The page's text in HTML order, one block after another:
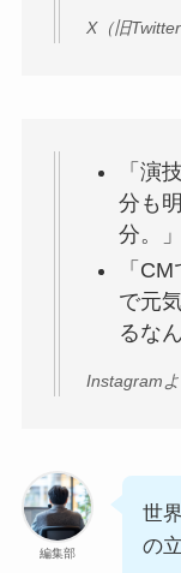
X（旧
「演
分も
分。」
「
で元
るな
Instagram
編集部
世
の